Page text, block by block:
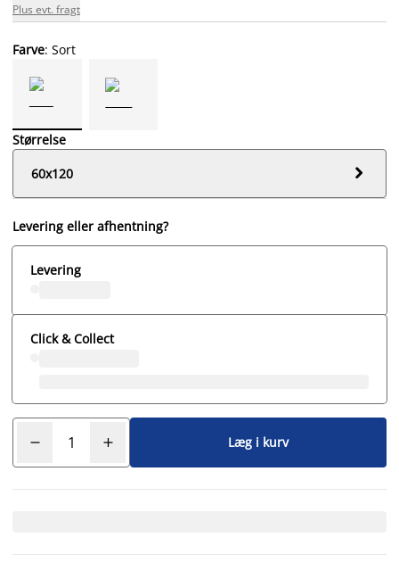
Plus evt. fragt
Farve: Sort
Størrelse
60x120

Levering eller afhentning?
Levering
Click & Collect
Læg i kurv